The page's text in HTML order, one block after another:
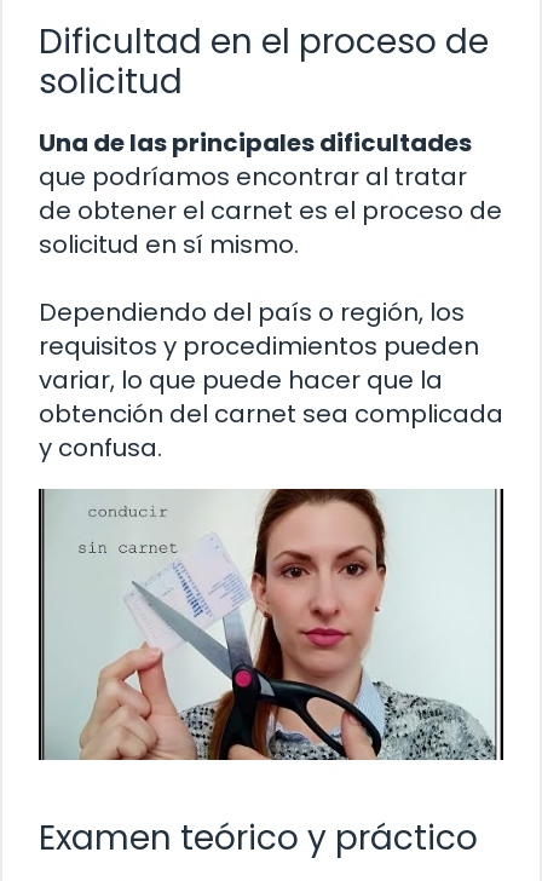
Dificultad en el proceso de
solicitud
Una de las principales dificultades
que podríamos encontrar al tratar
de obtener el carnet es el proceso de
solicitud en sí mismo.
Dependiendo del país o región, los
requisitos y procedimientos pueden
variar, lo que puede hacer que la
obtención del carnet sea complicada
y confusa.
Examen teórico y práctico